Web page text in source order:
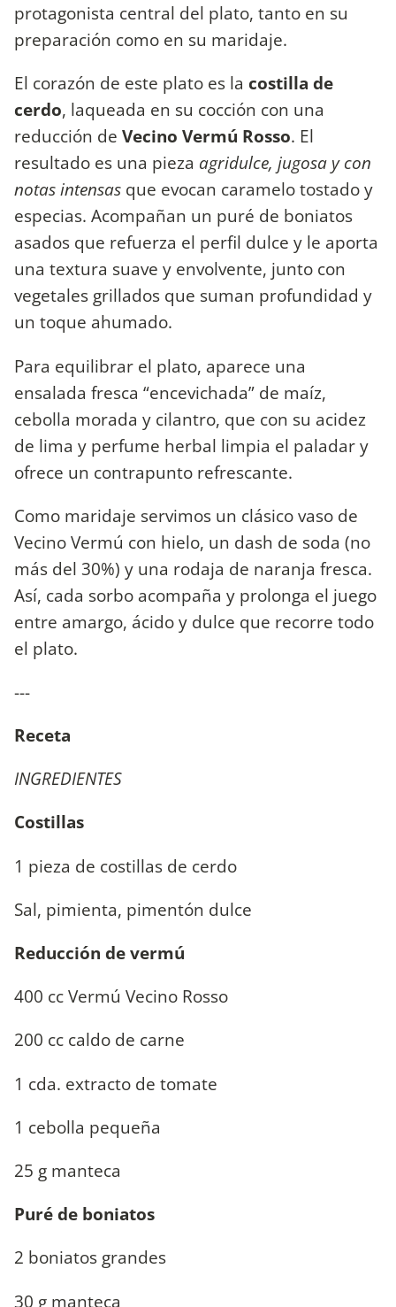
protagonista central del plato, tanto en su
preparación como en su maridaje.
El corazón de este plato es la costilla de
cerdo, laqueada en su cocción con una
reducción de Vecino Vermú Rosso. El
resultado es una pieza agridulce, jugosa y con
notas intensas que evocan caramelo tostado y
especias. Acompañan un puré de boniatos
asados que refuerza el perfil dulce y le aporta
una textura suave y envolvente, junto con
vegetales grillados que suman profundidad y
un toque ahumado.
Para equilibrar el plato, aparece una
ensalada fresca “encevichada” de maíz,
cebolla morada y cilantro, que con su acidez
de lima y perfume herbal limpia el paladar y
ofrece un contrapunto refrescante.
Como maridaje servimos un clásico vaso de
Vecino Vermú con hielo, un dash de soda (no
más del 30%) y una rodaja de naranja fresca.
Así, cada sorbo acompaña y prolonga el juego
entre amargo, ácido y dulce que recorre todo
el plato.
---
Receta
INGREDIENTES
Costillas
1 pieza de costillas de cerdo
Sal, pimienta, pimentón dulce
Reducción de vermú
400 cc Vermú Vecino Rosso
200 cc caldo de carne
1 cda. extracto de tomate
1 cebolla pequeña
25 g manteca
Puré de boniatos
2 boniatos grandes
30 g manteca